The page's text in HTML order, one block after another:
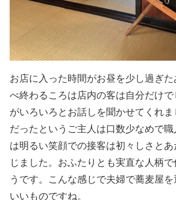
お店に入った時間がお昼を少し過ぎ
べ終わるころは店内の客は自分だけ
がいろいろとお話しを聞かせてくれま
だったというご主人は口数少なめで
は明るい笑顔での接客は初々しさと
じました。おふたりとも実直な人柄
うです。こんな感じで夫婦で蕎麦屋
いいものですね。